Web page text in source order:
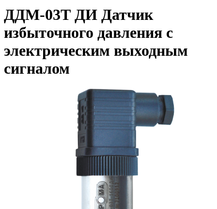
ДДМ-03Т ДИ Датчик
избыточного давления с
электрическим выходным
сигналом